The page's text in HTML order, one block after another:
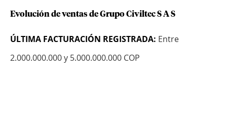
Evolución de ventas de Grupo Civiltec S A S
ÚLTIMA FACTURACIÓN REGISTRADA: Entre
2.000.000.000 y 5.000.000.000 COP